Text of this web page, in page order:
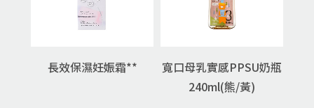
長效保濕妊娠霜**
寬口母乳實感PPSU奶瓶
240ml(熊/黃)